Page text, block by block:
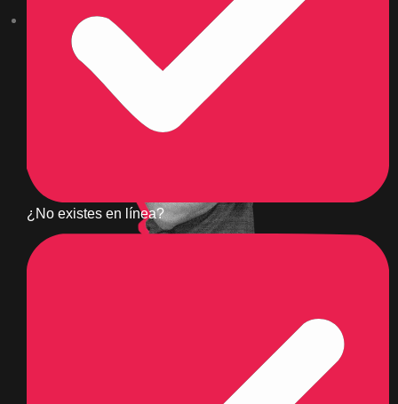
¿No existes en línea?